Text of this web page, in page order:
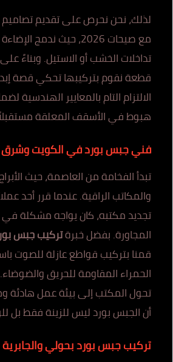
لذلك، نحن نحرص على تقديم
تداخلات الخشب أو الاستيل. وبناءً
قطعة نقوم بتركيبها تحكي قصة
الالتزام التام بالمعايير الهندسية
هبوط في الأسقف المعلقة
فني جبس بورد في الكويت وشرق
تبدأ الفخامة من العاصمة، حيث
والمكاتب الراقية. عندما قرر أحد
تجديد مكتبه، كان يواجه مشكلة
المجاورة. بفضل خبرةتركيب جبس
قمنا بتركيب قواطع عازلة للصوت
الحمراء المقاومة للحريق
تحول المكتب إلى بيئة عمل هادئة
أن الجبس بورد ليس للزينة فقط بل
تركيب جبس بورد بحولي والجابرية